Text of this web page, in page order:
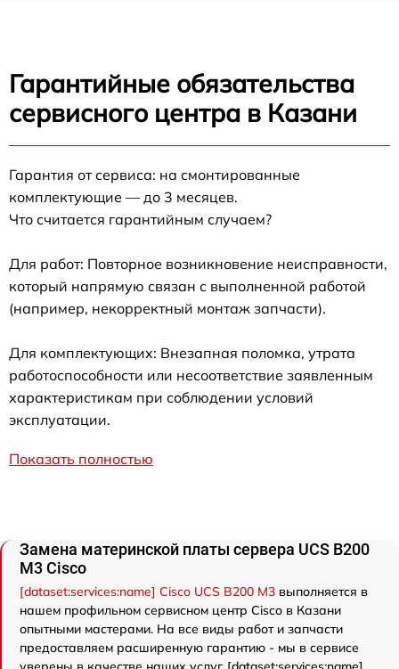
Гарантийные обязательства
сервисного центра в Казани
Гарантия от сервиса: на смонтированные
комплектующие — до 3 месяцев.
Что считается гарантийным случаем?
Для работ: Повторное возникновение неисправности,
который напрямую связан с выполненной работой
(например, некорректный монтаж запчасти).
Для комплектующих: Внезапная поломка, утрата
работоспособности или несоответствие заявленным
характеристикам при соблюдении условий
эксплуатации.
Показать полностью
Замена материнской платы сервера UCS B200
M3 Cisco
[dataset:services:name] Cisco UCS B200 M3 выполняется в
нашем профильном сервисном центр Cisco в Казани
опытными мастерами. На все виды работ и запчасти
предоставляем расширенную гарантию - мы в сервисе